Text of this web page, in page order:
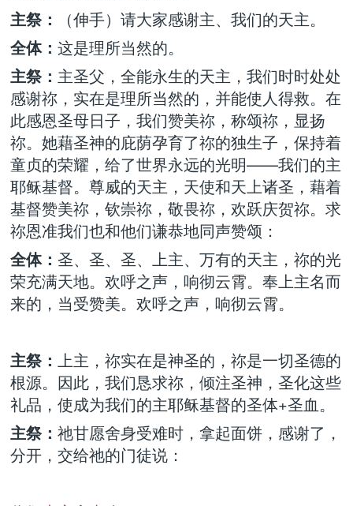
主祭：
（伸手）请大家感谢主、我们的天主。
全体： 这是理所当然的。
主祭： 主圣父，全能永生的天主，我们时时处处
感谢祢，实在是理所当然的，并能使人得救。在
此感恩圣母日子，我们赞美祢，称颂祢，显扬
祢。她藉圣神的庇荫孕育了祢的独生子，保持着
童贞的荣耀，给了世界永远的光明——我们的主
耶稣基督。尊威的天主，天使和天上诸圣，藉着
基督赞美祢，钦崇祢，敬畏祢，欢跃庆贺祢。求
祢恩准我们也和他们谦恭地同声赞颂：
全体： 圣、圣、圣、上主、万有的天主，祢的光
荣充满天地。欢呼之声，响彻云霄。奉上主名而
来的，当受赞美。欢呼之声，响彻云霄。
主祭： 上主，祢实在是神圣的，祢是一切圣德的
根源。因此，我们恳求祢，倾注圣神，圣化这些
礼品，使成为我们的主耶稣基督的圣体+圣血。
主祭： 祂甘愿舍身受难时，拿起面饼，感谢了，
分开，交给祂的门徒说：